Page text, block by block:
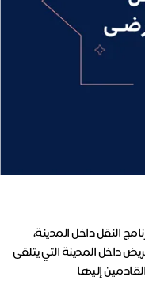
هذا البرنامج النقل داخل المدينة،
داخل المدينة التي يتلقى
إليها